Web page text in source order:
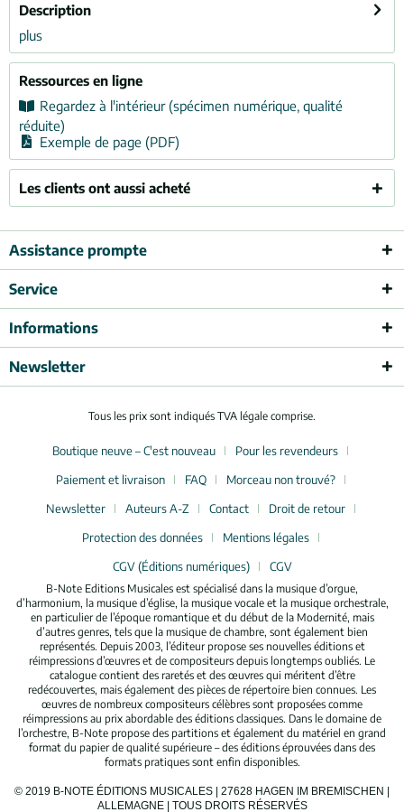
Description
plus
Ressources en ligne
Regardez à l'intérieur (spécimen numérique, qualité
réduite)
Exemple de page (PDF)
Les clients ont aussi acheté
Assistance prompte
Service
Informations
Newsletter
Tous les prix sont indiqués TVA légale comprise.
Boutique neuve – C'est nouveau
Pour les revendeurs
Paiement et livraison
FAQ
Morceau non trouvé?
Newsletter
Auteurs A-Z Contact
Droit de retour
Protection des données
Mentions légales
CGV (Éditions numériques)
CGV
B-Note Editions Musicales est spécialisé dans la musique d’orgue,
d’harmonium, la musique d’église, la musique vocale et la musique orchestrale,
en particulier de l’époque romantique et du début de la Modernité, mais
d’autres genres, tels que la musique de chambre, sont également bien
représentés. Depuis 2003, l’éditeur propose ses nouvelles éditions et
réimpressions d’œuvres et de compositeurs depuis longtemps oubliés. Le
catalogue contient des raretés et des œuvres qui méritent d’être
redécouvertes, mais également des pièces de répertoire bien connues. Les
œuvres de nombreux compositeurs célèbres sont proposées comme
réimpressions au prix abordable des éditions classiques. Dans le domaine de
l’orchestre, B-Note propose des partitions et également du matériel en grand
format du papier de qualité supérieure – des éditions éprouvées dans des
formats pratiques sont enfin disponibles.
© 2019 B-NOTE ÉDITIONS MUSICALES | 27628 HAGEN IM BREMISCHEN |
ALLEMAGNE | TOUS DROITS RÉSERVÉS